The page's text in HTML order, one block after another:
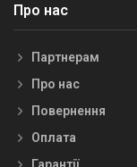
Про нас
Партнерам
Про нас
Повернення
Оплата